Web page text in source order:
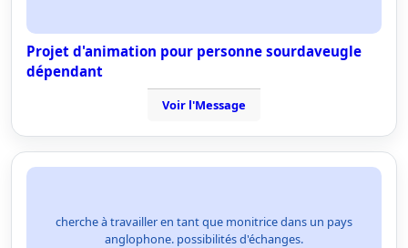
Projet d'animation pour personne sourdaveugle
dépendant
Voir l'Message
cherche à travailler en tant que monitrice dans un pays
anglophone. possibilités d'échanges.